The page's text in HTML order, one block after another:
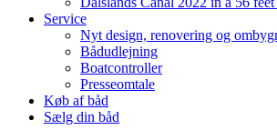
Service
Nyt design, renovering og
Bådudlejning
Boatcontroller
Presseomtale
Køb af båd
Sælg din båd